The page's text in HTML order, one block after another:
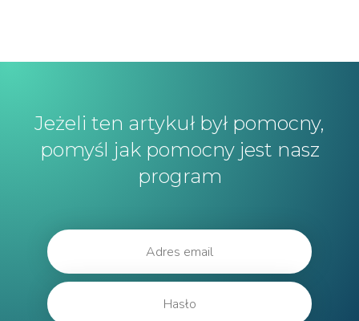
Jeżeli ten artykuł był pomocny,
pomyśl jak pomocny jest nasz
program